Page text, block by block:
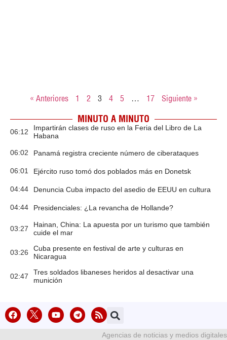
« Anteriores 1 2 3 4 5 … 17 Siguiente »
MINUTO A MINUTO
06:12
Impartirán clases de ruso en la Feria del Libro de La
Habana
06:02 Panamá registra creciente número de ciberataques
06:01 Ejército ruso tomó dos poblados más en Donetsk
04:44 Denuncia Cuba impacto del asedio de EEUU en cultura
04:44 Presidenciales: ¿La revancha de Hollande?
03:27
Hainan, China: La apuesta por un turismo que también
cuide el mar
03:26
Cuba presente en festival de arte y culturas en
Nicaragua
02:47
Tres soldados libaneses heridos al desactivar una
munición
Agencias de noticias y medios digitales